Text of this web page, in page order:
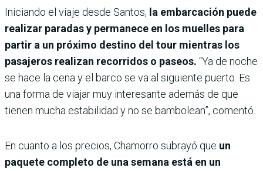
Iniciando el viaje desde Santos, la embarcación puede
realizar paradas y permanece en los muelles para
partir a un próximo destino del tour mientras los
pasajeros realizan recorridos o paseos. “Ya de noche
se hace la cena y el barco se va al siguiente puerto. Es
una forma de viajar muy interesante además de que
tienen mucha estabilidad y no se bambolean”, comentó.
En cuanto a los precios, Chamorro subrayó que un
paquete completo de una semana está en un